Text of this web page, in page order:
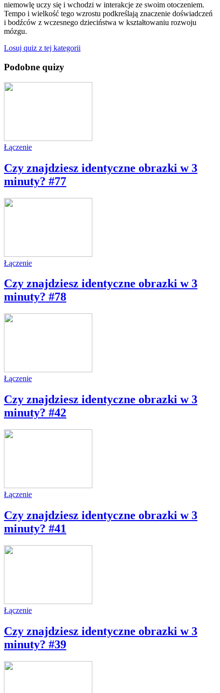
niemowlę uczy się i wchodzi w interakcje ze swoim otoczeniem.
Tempo i wielkość tego wzrostu podkreślają znaczenie doświadczeń
i bodźców z wczesnego dzieciństwa w kształtowaniu rozwoju
mózgu.
Losuj quiz z tej kategorii
Podobne quizy
Łączenie
Czy znajdziesz identyczne obrazki w 3
minuty? #77
Łączenie
Czy znajdziesz identyczne obrazki w 3
minuty? #78
Łączenie
Czy znajdziesz identyczne obrazki w 3
minuty? #42
Łączenie
Czy znajdziesz identyczne obrazki w 3
minuty? #41
Łączenie
Czy znajdziesz identyczne obrazki w 3
minuty? #39